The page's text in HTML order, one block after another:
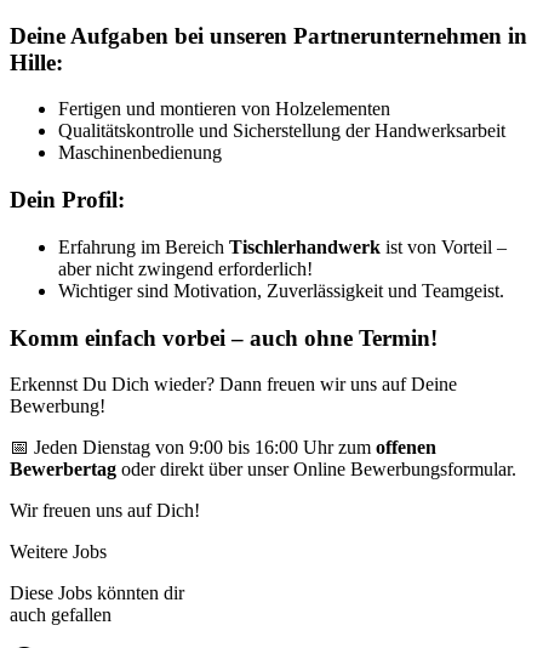
Deine Aufgaben bei unseren Partnerunternehmen in
Hille:
Fertigen und montieren von Holzelementen
Qualitätskontrolle und Sicherstellung der Handwerksarbeit
Maschinenbedienung
Dein Profil:
Erfahrung im Bereich Tischlerhandwerk ist von Vorteil –
aber nicht zwingend erforderlich!
Wichtiger sind Motivation, Zuverlässigkeit und Teamgeist.
Komm einfach vorbei – auch ohne Termin!
Erkennst Du Dich wieder? Dann freuen wir uns auf Deine
Bewerbung!
📅 Jeden Dienstag von 9:00 bis 16:00 Uhr zum offenen
Bewerbertag oder direkt über unser Online Bewerbungsformular.
Wir freuen uns auf Dich!
Weitere Jobs
Diese Jobs könnten dir
auch gefallen